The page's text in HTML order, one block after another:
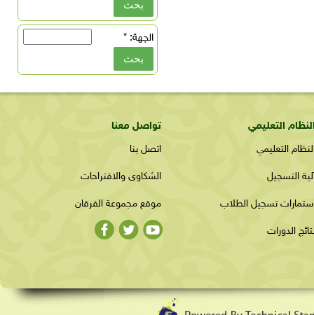
الجهة: *
تواصل معنا
اتصل بنا
الشكاوى والاقتراحات
موقع مجموعة الفرقان
التعليمي
التعليمي
التسجيل
تسجيل الطلاب
الدورات